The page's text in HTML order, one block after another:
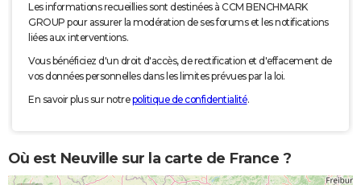
Les informations recueillies sont destinées à CCM BENCHMARK
GROUP pour assurer la modération de ses forums et les notifications
liées aux interventions.
Vous bénéficiez d'un droit d'accès, de rectification et d'effacement de
vos données personnelles dans les limites prévues par la loi.
En savoir plus sur notrepolitique de confidentialité.
Où est Neuville sur la carte de France ?